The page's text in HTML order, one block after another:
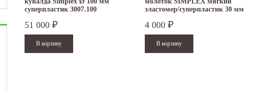
суперпластик 3007.100
51 000 ₽
эластомер/суперпластик 30 мм
4 000 ₽